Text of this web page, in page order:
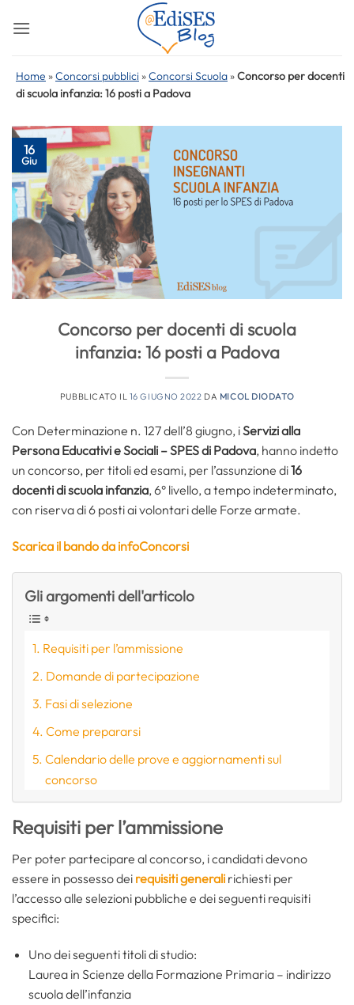
Home »Concorsi pubblici »Concorsi Scuola »Concorso per docenti
di scuola infanzia: 16 posti a Padova
16
Giu
Concorso per docenti di scuola
infanzia: 16 posti a Padova
PUBBLICATO IL 16 GIUGNO 2022 DA MICOL DIODATO
Con Determinazione n. 127 dell’8 giugno, iServizi alla
Persona Educativi e Sociali – SPES di Padova, hanno indetto
un concorso, per titoli ed esami, per l’assunzione di16
docenti di scuola infanzia, 6° livello, a tempo indeterminato,
con riserva di 6 posti ai volontari delle Forze armate.
Scarica il bando da infoConcorsi
Gli argomenti dell'articolo
Requisiti per l’ammissione
Domande di partecipazione
Fasi di selezione
Come prepararsi
Calendario delle prove e aggiornamenti sul
concorso
Requisiti per l’ammissione
Per poter partecipare al concorso, i candidati devono
essere in possesso dei requisiti generali richiesti per
l’accesso alle selezioni pubbliche e dei seguenti requisiti
specifici:
Uno dei seguenti titoli di studio:
Laurea in Scienze della Formazione Primaria – indirizzo
scuola dell’infanzia